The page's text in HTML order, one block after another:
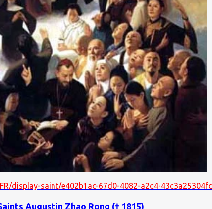
display-saint/e402b1ac-67d0-4082-a2c4-43c3a25304fd
Augustin Zhao Rong († 1815)